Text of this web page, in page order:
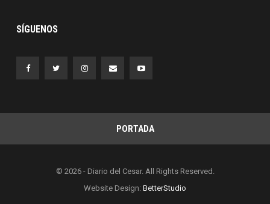
SÍGUENOS
PORTADA
© 2026 - Diario del Cesar. All Rights Reserved.
Website Design: BetterStudio